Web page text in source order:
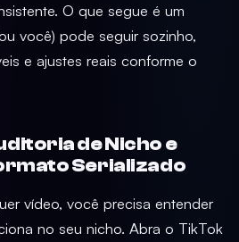
O que segue é um
você) pode seguir sozinho,
e ajustes reais conforme o
de Nicho e
Serializado
vídeo, você precisa entender
no seu nicho. Abra o TikTok